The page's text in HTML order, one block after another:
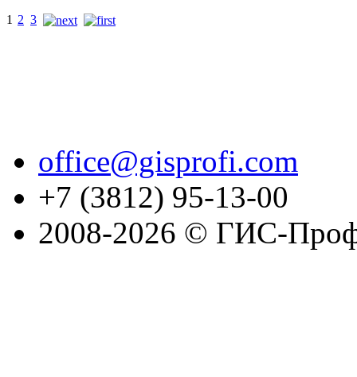
1 2 3
office@gisprofi.com
+7 (3812) 95-13-00
2008-2026 © ГИС-